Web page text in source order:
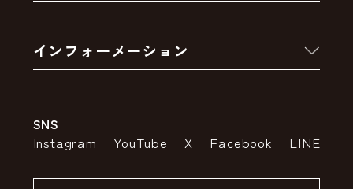
卸販売・大量注文
アウトレットセール
お支払いについて
インフォーメーション
特定商取引法の表示
SNS
Instagram YouTube X Facebook LINE